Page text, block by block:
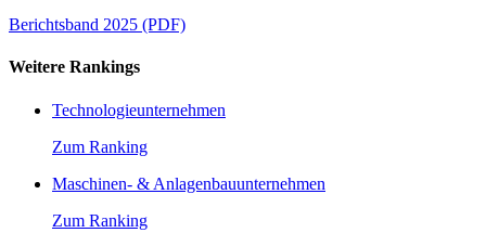
Berichtsband 2025 (PDF)
Weitere Rankings
Technologieunternehmen
Zum Ranking
Maschinen- & Anlagenbauunternehmen
Zum Ranking